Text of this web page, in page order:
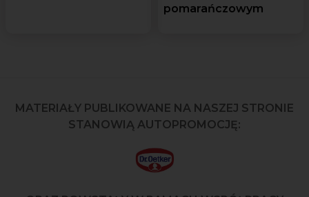
pomarańczowym
MATERIAŁY PUBLIKOWANE NA NASZEJ STRONIE
STANOWIĄ AUTOPROMOCJĘ: